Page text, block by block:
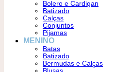
Bolero e Cardigan
Batizado
Calças
Conjuntos
Pijamas
MENINO
Batas
Batizado
Bermudas e Calças